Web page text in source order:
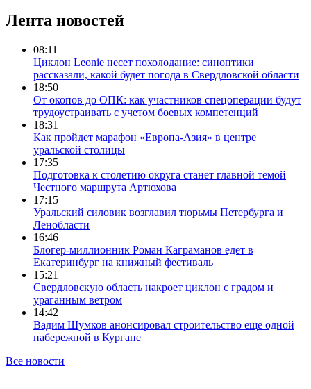
Лента новостей
08:11
Циклон Leonie несет похолодание: синоптики
рассказали, какой будет погода в Свердловской области
18:50
От окопов до ОПК: как участников спецоперации будут
трудоустраивать с учетом боевых компетенций
18:31
Как пройдет марафон «Европа-Азия» в центре
уральской столицы
17:35
Подготовка к столетию округа станет главной темой
Честного маршрута Артюхова
17:15
Уральский силовик возглавил тюрьмы Петербурга и
Ленобласти
16:46
Блогер-миллионник Роман Каграманов едет в
Екатеринбург на книжный фестиваль
15:21
Свердловскую область накроет циклон с градом и
ураганным ветром
14:42
Вадим Шумков анонсировал строительство еще одной
набережной в Кургане
Все новости